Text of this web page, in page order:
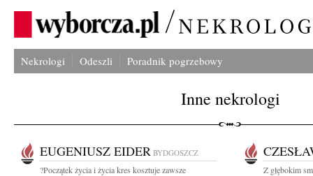
Nekrologi Odeszli Poradnik pogrzebowy
Inne nekrologi
EUGENIUSZ EIDER BYDGOSZCZ
?Początek życia i życia kres kosztuje zawsze
Z głębokim